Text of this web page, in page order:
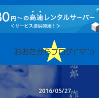
2016/05/27